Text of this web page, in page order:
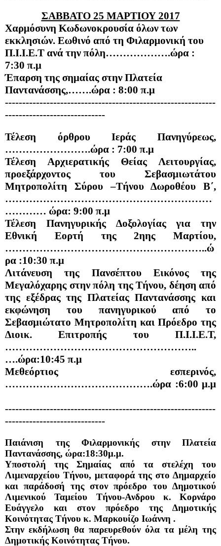
ΣΑΒΒΑΤΟ 25 ΜΑΡΤΙΟΥ 2017
Χαρμόσυνη Κωδωνοκρουσία όλων των
εκκλησιών. Εωθινό από τη Φιλαρμονική του
Π.Ι.Ι.Ε.Τ ανά την πόλη……………….ώρα :
7:30 π.μ
Έπαρση της σημαίας στην Πλατεία
Παντανάσσης,…….ώρα : 8:00 π.μ
-------------------------------------------------------------
-----------------------------
Τέλεση όρθρου Ιεράς Πανηγύρεως,
…………………….ώρα : 7:00 π.μ
Τέλεση Αρχιερατικής Θείας Λειτουργίας,
προεξάρχοντος του Σεβασμιωτάτου
Μητροπολίτη Σύρου –Τήνου Δωροθέου Β΄,
……………………………………………………
………… ώρα: 9:00 π.μ
Τέλεση Πανηγυρικής Δοξολογίας για την
Εθνική Εορτή της 2ηης Μαρτίου,
…………………………………………………..ώ
ρα :10:30 π.μ
Λιτάνευση της Πανσέπτου Εικόνος της
Μεγαλόχαρης στην πόλη της Τήνου, δέηση από
της εξέδρας της Πλατείας Παντανάσσης και
εκφώνηση του πανηγυρικού από το
Σεβασμιώτατο Μητροπολίτη και Πρόεδρο της
Διοικ. Επιτροπής του Π.Ι.Ι.Ε.Τ,
………………………………………………..
….ώρα:10:45 π.μ
Μεθεόρτιος εσπερινός,
…………………………………….ώρα :6:00 μ.μ
-------------------------------------------------------------
-----------------------------
Παιάνιση της Φιλαρμονικής στην Πλατεία
Παντανάσσης, ώρα:18:30μ.μ.
Υποστολή της Σημαίας από τα στελέχη του
Λιμεναρχείου Τήνου, μεταφορά της στο Δημαρχείο
και παράδοσή της στον πρόεδρο του Δημοτικού
Λιμενικού Ταμείου Τήνου-Ανδρου κ. Κορνάρο
Ευάγγελο και στον πρόεδρο της Δημοτικής
Κοινότητας Τήνου κ. Μαρκουίζο Ιωάννη .
Στην εκδήλωση θα παρευρεθούν όλα τα μέλη της
Δημοτικής Κοινότητας Τήνου.